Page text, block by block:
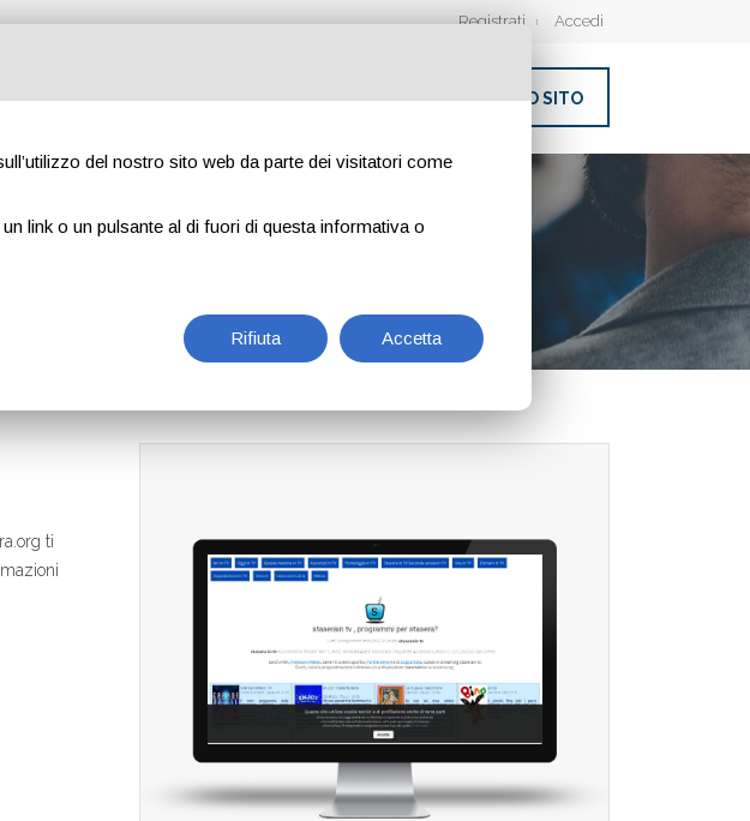
Registrati Accedi
INSERISCI IL TUO SITO
ti
del nostro sito web da parte dei visitatori come
link o un pulsante al di fuori di questa informativa o
Rifiuta Accetta